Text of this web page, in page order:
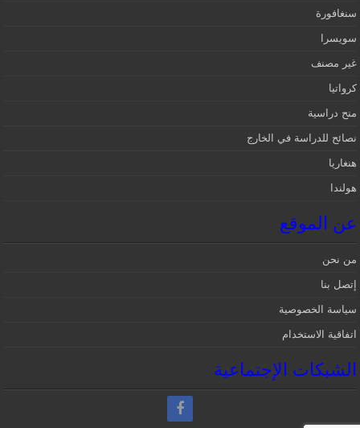
سنغافورة
سويسرا
غير مصنف
كرواتيا
منح دراسية
نصائح للدراسة في الخارج
هنغاريا
هولندا
عن الموقع
من نحن
إتصل بنا
سياسة الخصوصية
اتفاقية الاستخدام
الشبكات الإجتماعية